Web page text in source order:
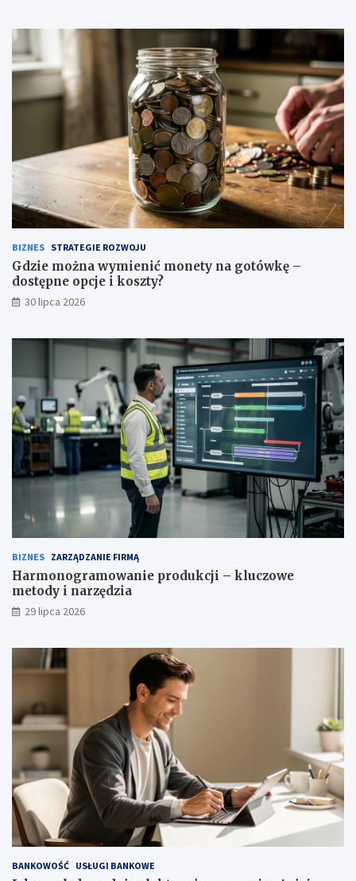
BIZNES STRATEGIE ROZWOJU
Gdzie można wymienić monety na gotówkę –
dostępne opcje i koszty?
30 lipca 2026
BIZNES ZARZĄDZANIE FIRMĄ
Harmonogramowanie produkcji – kluczowe
metody i narzędzia
29 lipca 2026
BANKOWOŚĆ USŁUGI BANKOWE